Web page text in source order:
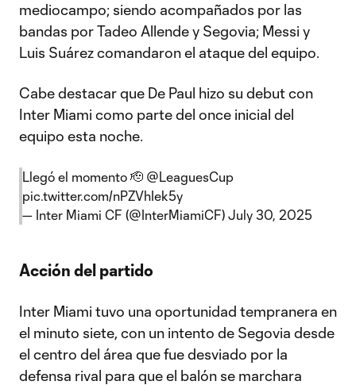
mediocampo; siendo acompañados por las
bandas por Tadeo Allende y Segovia; Messi y
Luis Suárez comandaron el ataque del equipo.
Cabe destacar que De Paul hizo su debut con
Inter Miami como parte del once inicial del
equipo esta noche.
Llegó el momento 🫡 @LeaguesCup
pic.twitter.com/nPZVhIek5y
— Inter Miami CF (@InterMiamiCF) July 30, 2025
Acción del partido
Inter Miami tuvo una oportunidad tempranera en
el minuto siete, con un intento de Segovia desde
el centro del área que fue desviado por la
defensa rival para que el balón se marchara